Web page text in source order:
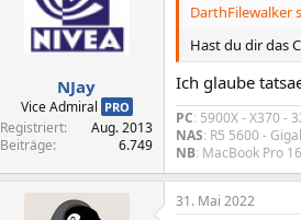
NJay
Vice Admiral PRO
Registriert
Aug. 2013
Beiträge
6.749
DarthFilewalker
Hast du dir das
Ich glaube
PC: 5900X - X370 -
NAS: R5 5600 -
NB: MacBook Pro
31. Mai 2022